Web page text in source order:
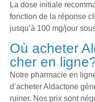
La dose initiale
fonction de la réponse
jusqu’à 100 mg/jour
Où acheter
cher en
Notre pharmacie en
d’acheter Aldactone
ruiner. Nos prix sont